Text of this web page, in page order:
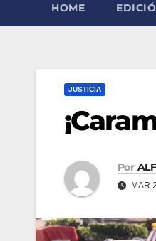
HOME
JUSTICIA
Por ALF
MAR